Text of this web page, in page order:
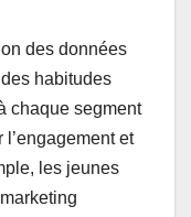
des données
habitudes
chaque segment
et
les jeunes